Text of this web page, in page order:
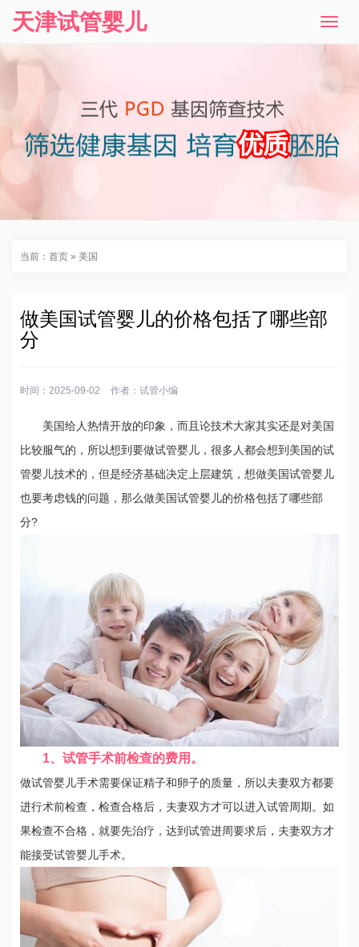
T
v
i
g
天津试管婴儿
当前： 首页 » 美国
做美国试管婴儿的价格包括了哪些部
分
时间：2025-09-02 作者： 试管小编
美国给人热情开放的印象，而且论技术大家其实还是对美国
比较服气的，所以想到要做试管婴儿，很多人都会想到美国的试
管婴儿技术的，但是经济基础决定上层建筑，想做美国试管婴儿
也要考虑钱的问题，那么做美国试管婴儿的价格包括了哪些部
分?
1、试管手术前检查的费用。
做试管婴儿手术需要保证精子和卵子的质量，所以夫妻双方都要
进行术前检查，检查合格后，夫妻双方才可以进入试管周期。如
果检查不合格，就要先治疗，达到试管进周要求后，夫妻双方才
能接受试管婴儿手术。